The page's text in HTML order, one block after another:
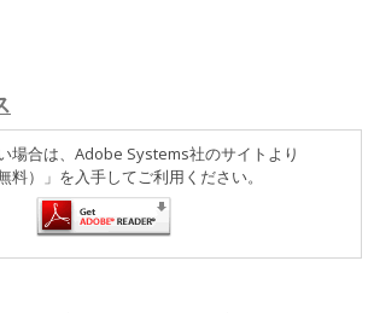
場合は、Adobe Systems社のサイトより
料）」を入手してご利用ください。